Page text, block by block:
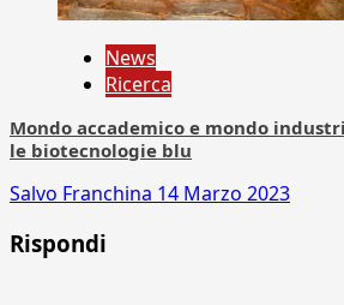
News
Ricerca
Mondo accademico e mondo
le biotecnologie blu
Salvo Franchina 14 Marzo 2023
Rispondi